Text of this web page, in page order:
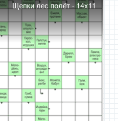
Щепки лес полёт - 14x11